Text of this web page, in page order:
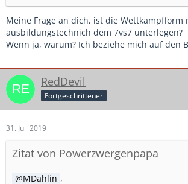
Meine Frage an dich, ist die Wettkampfform
ausbildungstechnich dem 7vs7 unterlegen?
Wenn ja, warum? Ich beziehe mich auf den
RedDevil
Fortgeschrittener
31. Juli 2019
Zitat von Powerzwergenpapa
MDahlin ,